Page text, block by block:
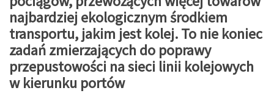
najbardziej ekologicznym środkiem
transportu, jakim jest kolej. To nie koniec
zadań zmierzających do poprawy
przepustowości na sieci linii kolejowych
w kierunku portów